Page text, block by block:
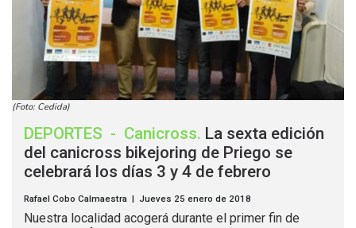
(Foto: Cedida)
DEPORTES - Canicross. La sexta edición
del canicross bikejoring de Priego se
celebrará los días 3 y 4 de febrero
Rafael Cobo Calmaestra | Jueves 25 enero de 2018
Nuestra localidad acogerá durante el primer fin de